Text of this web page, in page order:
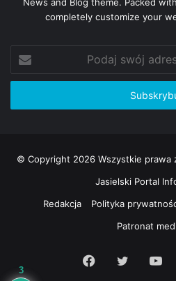
completely customize your
swój
adres
© Copyright 2026 Wszystkie prawa
Jasielski Portal
Redakcja
Polityka
Patronat
Facebook
Twitter
3